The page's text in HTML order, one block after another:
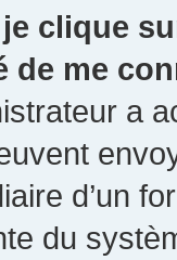
clique
de me
a
d’un
du